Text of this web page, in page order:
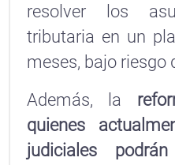
resolver los
tributaria en un
meses, bajo riesgo
Además, la
quienes
judiciales